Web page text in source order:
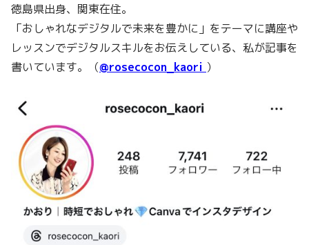
徳島県出身、関東在住。
「おしゃれなデジタルで未来を豊かに」をテーマに講座や
レッスンでデジタルスキルをお伝えしている、私が記事を
書いています。（@rosecocon_kaori ）